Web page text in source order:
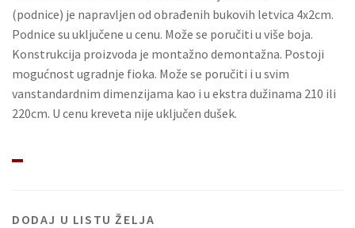
(podnice) je napravljen od obrađenih bukovih letvica 4x2cm.
Podnice su uključene u cenu. Može se poručiti u više boja.
Konstrukcija proizvoda je montažno demontažna. Postoji
mogućnost ugradnje fioka. Može se poručiti i u svim
vanstandardnim dimenzijama kao i u ekstra dužinama 210 ili
220cm. U cenu kreveta nije uključen dušek.
DODAJ U LISTU ŽELJA